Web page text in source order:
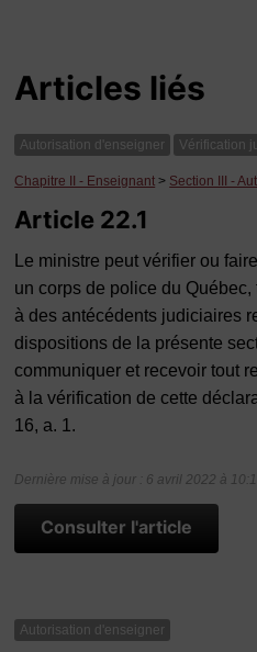
Articles liés
Autorisation d'enseigner Vérification
Chapitre II - Enseignant > Section III -
Article 22.1
Le ministre peut vérifier ou
un corps de police du
à des antécédents judiciaires
dispositions de la présente
communiquer et recevoir tout
à la vérification de cette
16, a. 1.
Dernière mise à jour : 6 avril 2022 à
Consulter l'article
Autorisation d'enseigner